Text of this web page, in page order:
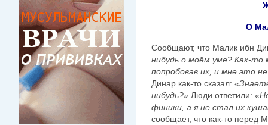
О
Сообщают, что Малик ибн
нибудь о моём уме? Как-
попробовав их, и мне это
Динар как-то сказал:
нибудь?» Люди ответили:
финики, а я не стал их
сообщает, что как-то перед